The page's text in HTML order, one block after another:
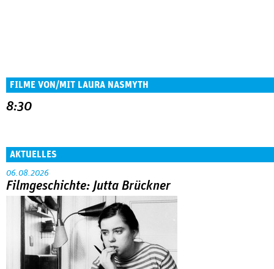
FILME VON/MIT LAURA NASMYTH
8:30
AKTUELLES
06.08.2026
Filmgeschichte: Jutta Brückner